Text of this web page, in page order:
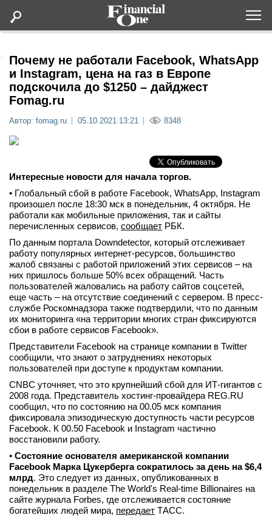
Статьи
Дайджесты
Мероприятия
Новости
Интервью
вконтакте
телеграм
Стать автором
Вход
Почему не работали Facebook, WhatsApp
и Instagram, цена на газ в Европе
подскочила до $1250 – дайджест
Fomag.ru
Автор: fomag.ru 05.10.2021 13:21 8348
Интересные новости для начала торгов.
• Глобальный сбой в работе Facebook, WhatsApp, Instagram
произошел после 18:30 мск в понедельник, 4 октября. Не
работали как мобильные приложения, так и сайты
перечисленных сервисов, сообщает РБК.
По данным портала Downdetector, который отслеживает
работу популярных интернет-ресурсов, большинство
жалоб связаны с работой приложений этих сервисов – на
них пришлось больше 50% всех обращений. Часть
пользователей жаловались на работу сайтов соцсетей,
еще часть – на отсутствие соединений с сервером. В пресс-
службе Роскомнадзора также подтвердили, что по данным
их мониторинга «на территории многих стран фиксируются
сбои в работе сервисов Facebook».
Представители Facebook на странице компании в Twitter
сообщили, что знают о затруднениях некоторых
пользователей при доступе к продуктам компании.
СNBC уточняет, что это крупнейший сбой для ИТ-гигантов с
2008 года. Представитель хостинг-провайдера REG.RU
сообщил, что по состоянию на 00.05 мск компания
фиксировала эпизодическую доступность части ресурсов
Facebook. К 00.50 Facebook и Instagram частично
восстановили работу.
• Состояние основателя американской компании
Facebook Марка Цукерберга сократилось за день на $6,4
млрд. Это следует из данных, опубликованных в
понедельник в разделе The World's Real-time Billionaires на
сайте журнала Forbes, где отслеживается состояние
богатейших людей мира, передает ТАСС.